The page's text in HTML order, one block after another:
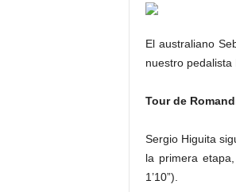
El australiano
nuestro pedalista
Tour de
Sergio Higuita
la primera
1’10”).